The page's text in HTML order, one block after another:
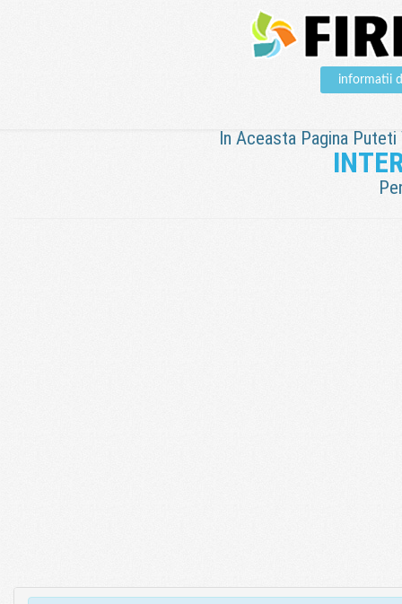
informatii
In Aceasta Pagina